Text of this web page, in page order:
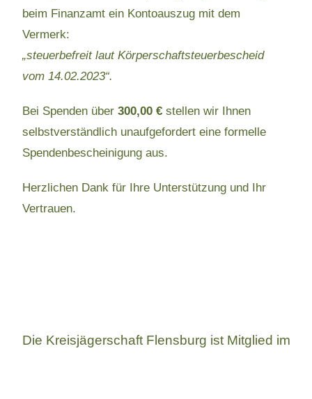
beim Finanzamt ein Kontoauszug mit dem
Vermerk:
„steuerbefreit laut Körperschaftsteuerbescheid
vom 14.02.2023“.
Bei Spenden über300,00 € stellen wir Ihnen
selbstverständlich unaufgefordert eine formelle
Spendenbescheinigung aus.
Herzlichen Dank für Ihre Unterstützung und Ihr
Vertrauen.
Die Kreisjägerschaft Flensburg ist Mitglied im